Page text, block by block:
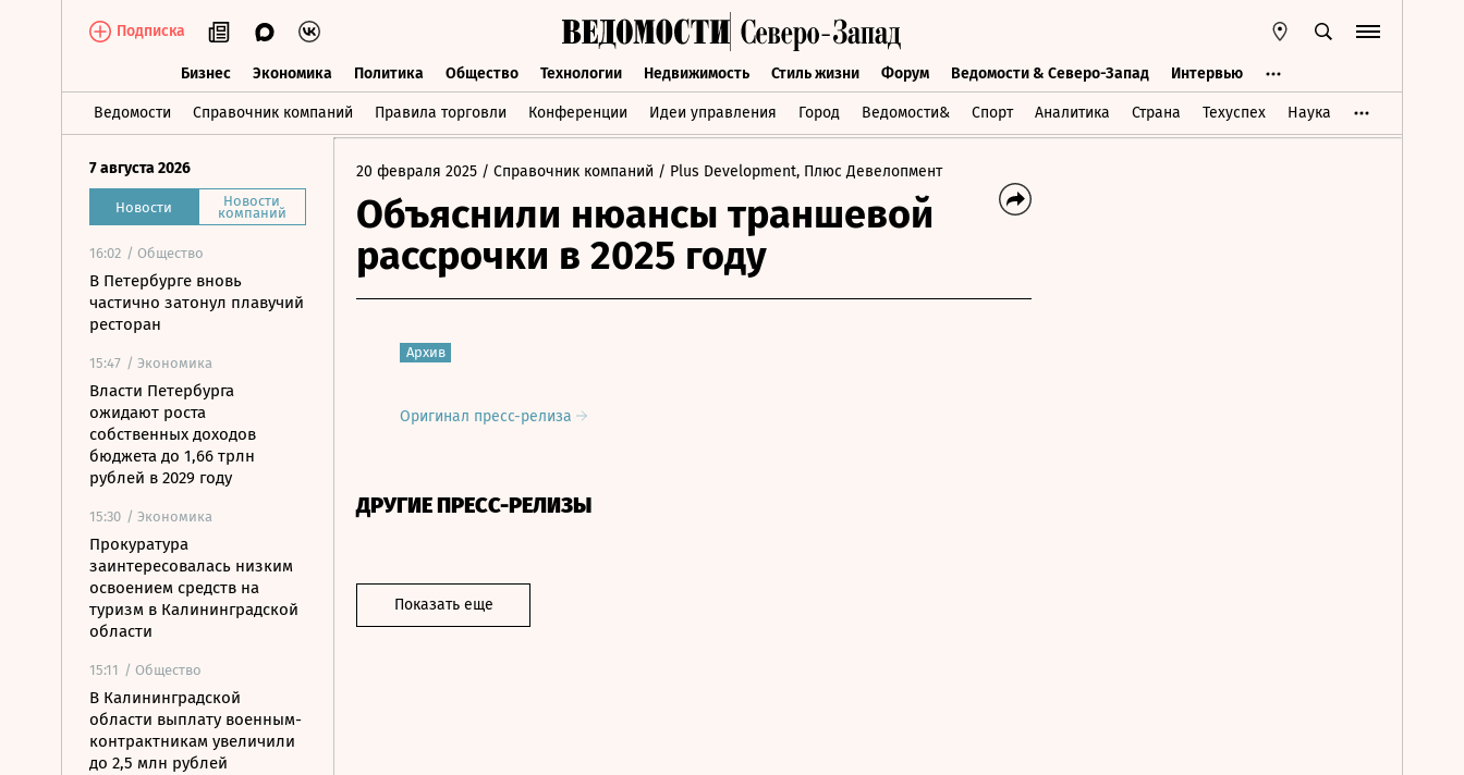
Подписка
Бизнес Экономика Политика Общество Технологии Недвижимость Стиль жизни Форум Ведомости & Северо-Запад Интервью
Ведомости Справочник компаний Правила торговли Конференции Идеи управления Город Ведомости& Спорт Аналитика Страна Техуспех Наука
Бизнес Экономика Политика Общество Технологии Недвижимость Стиль жизни Форум Ведомости & Северо-Запад Интервью
7 августа 2026
Новости Новости
компаний
16:02 / Общество
В Петербурге вновь
частично затонул плавучий
ресторан
15:47 / Экономика
Власти Петербурга
ожидают роста
собственных доходов
бюджета до 1,66 трлн
рублей в 2029 году
15:30 / Экономика
Прокуратура
заинтересовалась низким
освоением средств на
туризм в Калининградской
области
15:11 / Общество
В Калининградской
области выплату военным-
контрактникам увеличили
до 2,5 млн рублей
20 февраля 2025 / Справочник компаний / Plus Development, Плюс Девелопмент
Объяснили нюансы траншевой
рассрочки в 2025 году
Архив
Оригинал пресс-релиза
ДРУГИЕ ПРЕСС-РЕЛИЗЫ
Показать еще